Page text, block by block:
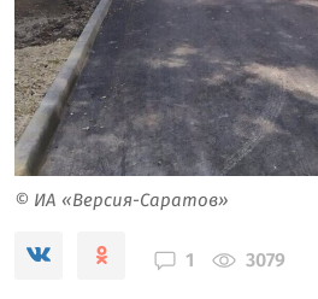
© ИА «Версия-Саратов»
1 3079